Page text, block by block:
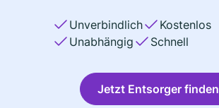
Unverbindlich
Kostenlos
Unabhängig
Schnell
Jetzt Entsorger finden